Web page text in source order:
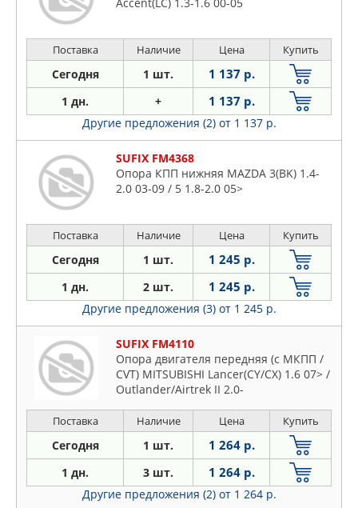
Поставка Наличие Цена Купить
Сегодня 1 шт. 1 137 р.
1 дн. + 1 137 р.
Другие предложения (2) от 1 137 р.
SUFIX FM4368
Опора КПП нижняя MAZDA 3(BK) 1.4-
2.0 03-09 / 5 1.8-2.0 05>
Поставка Наличие Цена Купить
Сегодня 1 шт. 1 245 р.
1 дн. 2 шт. 1 245 р.
Другие предложения (3) от 1 245 р.
SUFIX FM4110
Опора двигателя передняя (c МКПП /
CVT) MITSUBISHI Lancer(CY/CX) 1.6 07> /
Outlander/Airtrek II 2.0-
Поставка Наличие Цена Купить
Сегодня 1 шт. 1 264 р.
1 дн. 3 шт. 1 264 р.
Другие предложения (2) от 1 264 р.